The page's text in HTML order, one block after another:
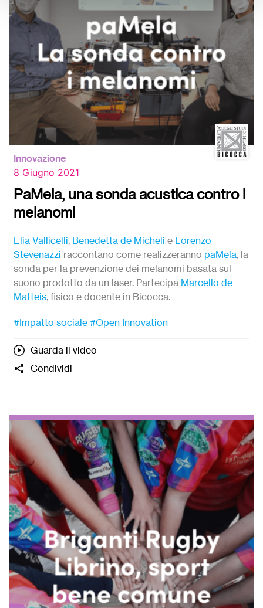
Innovazione
8 Giugno 2021
PaMela, una sonda acustica contro i
melanomi
Elia Vallicelli, Benedetta de Micheli e Lorenzo
Stevenazzi raccontano come realizzeranno paMela, la
sonda per la prevenzione dei melanomi basata sul
suono prodotto da un laser. Partecipa Marcello de
Matteis, fisico e docente in Bicocca.
#Impatto sociale #Open Innovation
Guarda il video
Condividi